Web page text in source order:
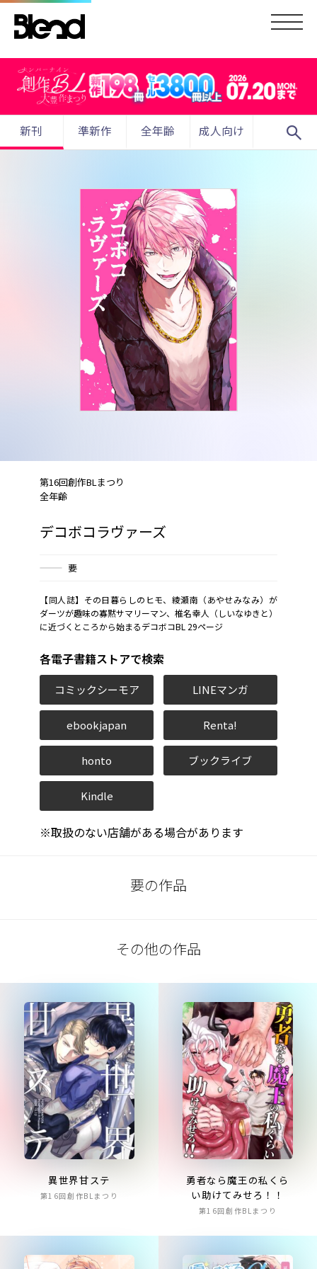
新刊 準新作 全年齢 成人向け search
第16回創作BLまつり
全年齢
デコボコラヴァーズ
要
【同人誌】その日暮らしのヒモ、綾瀬南（あやせみなみ）が
ダーツが趣味の寡黙サマリーマン、椎名幸人（しいなゆきと）
に近づくところから始まるデコボコBL 29ページ
各電子書籍ストアで検索
コミックシーモア LINEマンガ
ebookjapan Renta!
honto ブックライブ
Kindle
※取扱のない店舗がある場合があります
要の作品
その他の作品
異世界甘ステ
第16回創作BLまつり
勇者なら魔王の私くら
い助けてみせろ！！
第16回創作BLまつり